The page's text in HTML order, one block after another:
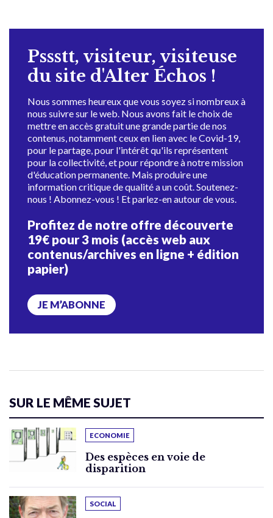
Pssstt, visiteur, visiteuse
du site d'Alter Échos !
Nous sommes heureux que vous soyez si nombreux à
nous suivre sur le web. Nous avons fait le choix de
mettre en accès gratuit une grande partie de nos
contenus, notamment ceux en lien avec le Covid-19,
pour le partage, pour l'intérêt qu'ils représentent
pour la collectivité, et pour répondre à notre mission
d'éducation permanente. Mais produire une
information critique de qualité a un coût. Soutenez-
nous ! Abonnez-vous ! Et parlez-en autour de vous.
Profitez de notre offre découverte
19€ pour 3 mois (accès web aux
contenus/archives en ligne + édition
papier)
JE M’ABONNE
SUR LE MÊME SUJET
ECONOMIE
Des espèces en voie de
disparition
SOCIAL